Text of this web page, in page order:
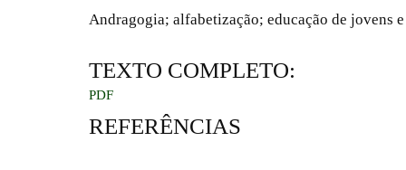
Andragogia; alfabetização; educação de jovens
TEXTO COMPLETO:
PDF
REFERÊNCIAS